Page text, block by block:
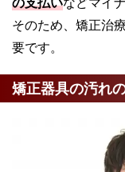
そのため、矯正治
要です。
矯正器具の汚れ